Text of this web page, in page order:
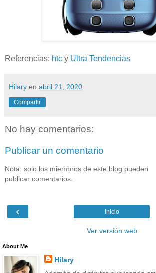
Referencias: htc y Ultra Tendencias
Hilary en abril 21, 2020
Compartir
No hay comentarios:
Publicar un comentario
Nota: solo los miembros de este blog pueden
publicar comentarios.
‹ Inicio
Ver versión web
About Me
Hilary